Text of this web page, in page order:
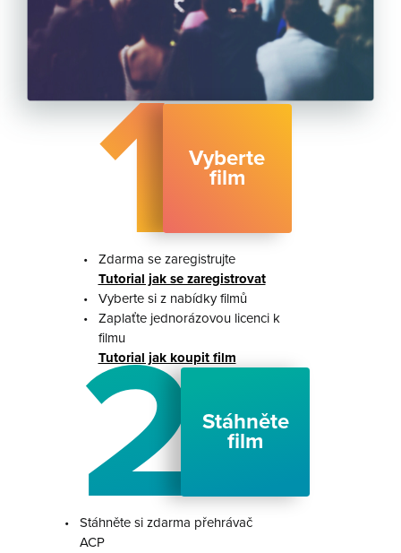
1 Vyberte
film
•
Zdarma se zaregistrujte
Tutorial jak se zaregistrovat
•
Vyberte si z nabídky filmů
•
Zaplaťte jednorázovou licenci k
filmu
Tutorial jak koupit film
2 Stáhněte
film
•
Stáhněte si zdarma přehrávač
ACP